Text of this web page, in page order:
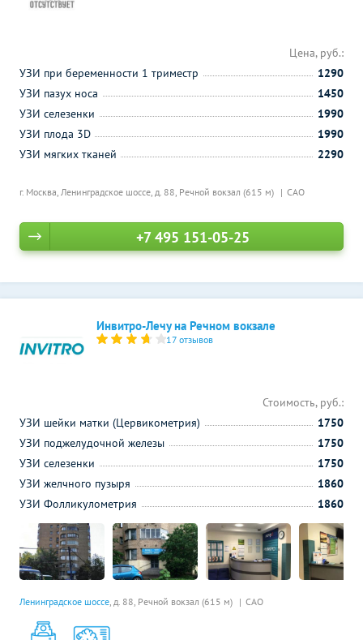
г. Москва, Ленинградское шоссе, д. 88, Речной вокзал (615 м) САО
Цена, руб.:
УЗИ при беременности 1 триместр
1290
УЗИ пазух носа
1450
УЗИ селезенки
1990
УЗИ плода 3D
1990
УЗИ мягких тканей
2290
+7 495 151-05-25
Инвитро-Лечу на Речном вокзале
17 отзывов
Ленинградское шоссе, д. 88, Речной вокзал (615 м) САО
Стоимость, руб.:
УЗИ шейки матки (Цервикометрия)
1750
УЗИ поджелудочной железы
1750
УЗИ селезенки
1750
УЗИ желчного пузыря
1860
УЗИ Фолликулометрия
1860